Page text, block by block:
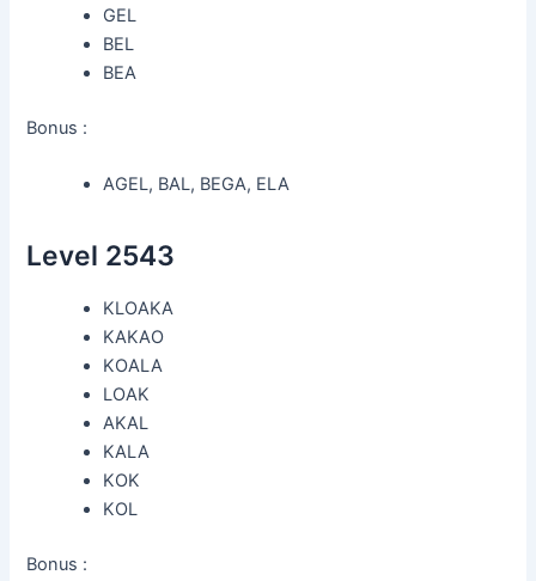
GEL
BEL
BEA
Bonus :
AGEL, BAL, BEGA, ELA
Level 2543
KLOAKA
KAKAO
KOALA
LOAK
AKAL
KALA
KOK
KOL
Bonus :